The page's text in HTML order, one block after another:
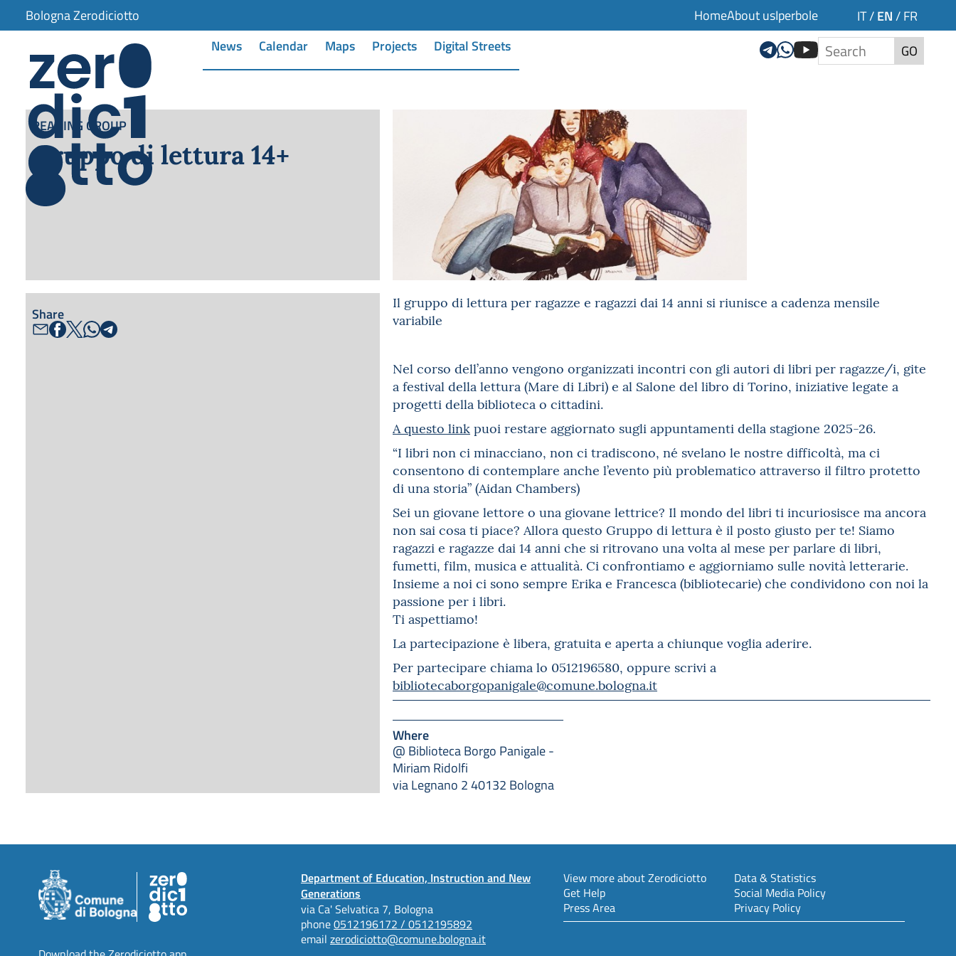
Bologna Zerodiciotto HomeAbout usIperbole IT/ EN / FR
News Calendar Maps Projects Digital Streets GO
READING GROUP
Gruppo di lettura 14+
Share
Il gruppo di lettura per ragazze e ragazzi dai 14 anni si riunisce a cadenza mensile
variabile
Nel corso dell’anno vengono organizzati incontri con gli autori di libri per ragazze/i, gite
a festival della lettura (Mare di Libri) e al Salone del libro di Torino, iniziative legate a
progetti della biblioteca o cittadini.
A questo link puoi restare aggiornato sugli appuntamenti della stagione 2025-26.
“I libri non ci minacciano, non ci tradiscono, né svelano le nostre difficoltà, ma ci
consentono di contemplare anche l’evento più problematico attraverso il filtro protetto
di una storia” (Aidan Chambers)
Sei un giovane lettore o una giovane lettrice? Il mondo del libri ti incuriosisce ma ancora
non sai cosa ti piace? Allora questo Gruppo di lettura è il posto giusto per te! Siamo
ragazzi e ragazze dai 14 anni che si ritrovano una volta al mese per parlare di libri,
fumetti, film, musica e attualità. Ci confrontiamo e aggiorniamo sulle novità letterarie.
Insieme a noi ci sono sempre Erika e Francesca (bibliotecarie) che condividono con noi la
passione per i libri.
Ti aspettiamo!
La partecipazione è libera, gratuita e aperta a chiunque voglia aderire.
Per partecipare chiama lo 0512196580, oppure scrivi a
bibliotecaborgopanigale@comune.bologna.it
Where
@ Biblioteca Borgo Panigale -
Miriam Ridolfi
via Legnano 2 40132 Bologna
Department of Education, Instruction and New
Generations
via Ca' Selvatica 7, Bologna
phone0512196172 / 0512195892
email zerodiciotto@comune.bologna.it
View more about Zerodiciotto
Get Help
Press Area
Data & Statistics
Social Media Policy
Privacy Policy